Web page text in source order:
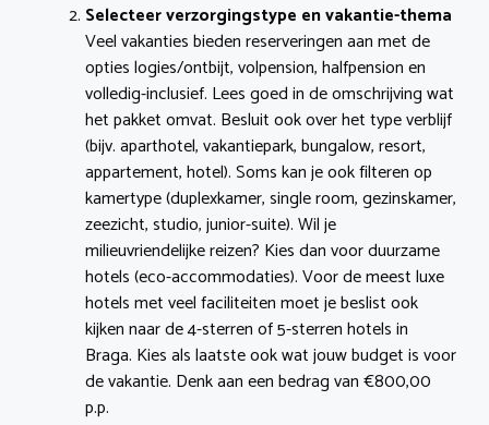
Selecteer verzorgingstype en vakantie-thema
Veel vakanties bieden reserveringen aan met de
opties logies/ontbijt, volpension, halfpension en
volledig-inclusief. Lees goed in de omschrijving wat
het pakket omvat. Besluit ook over het type verblijf
(bijv. aparthotel, vakantiepark, bungalow, resort,
appartement, hotel). Soms kan je ook filteren op
kamertype (duplexkamer, single room, gezinskamer,
zeezicht, studio, junior-suite). Wil je
milieuvriendelijke reizen? Kies dan voor duurzame
hotels (eco-accommodaties). Voor de meest luxe
hotels met veel faciliteiten moet je beslist ook
kijken naar de 4-sterren of 5-sterren hotels in
Braga. Kies als laatste ook wat jouw budget is voor
de vakantie. Denk aan een bedrag van €800,00
p.p.